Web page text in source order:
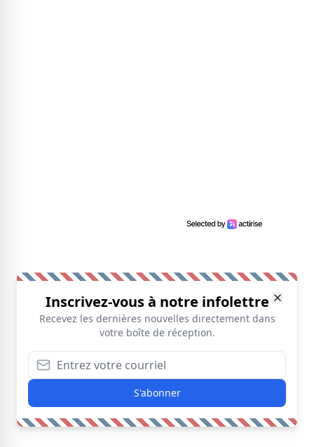
Inscrivez-vous à notre infolettre
Recevez les dernières nouvelles directement dans
votre boîte de réception.
S'abonner